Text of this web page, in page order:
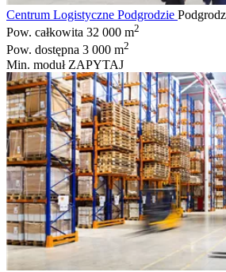
Centrum Logistyczne Podgrodzie
Pow. całkowita 32 000 m2
Pow. dostępna 3 000 m2
Min. moduł ZAPYTAJ